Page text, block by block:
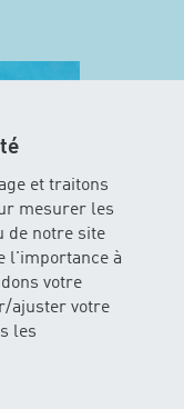
et traitons
mesurer les
de notre site
l'importance à
votre
ajuster votre
les